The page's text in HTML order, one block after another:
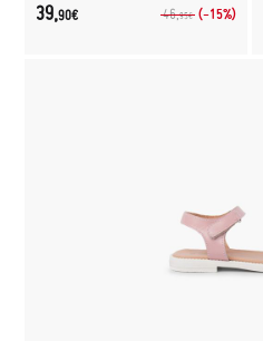
46,95€ (-15%)
39,90€